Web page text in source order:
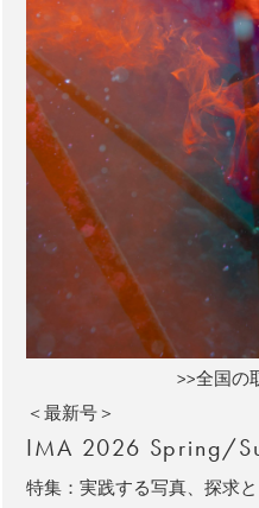
>>全国の
＜最新号＞
IMA 2026 Spring/
特集：実践する写真、探求